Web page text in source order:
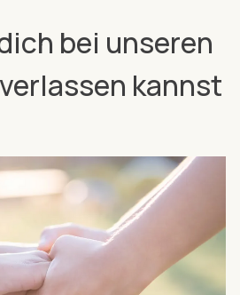
bei unseren
kannst